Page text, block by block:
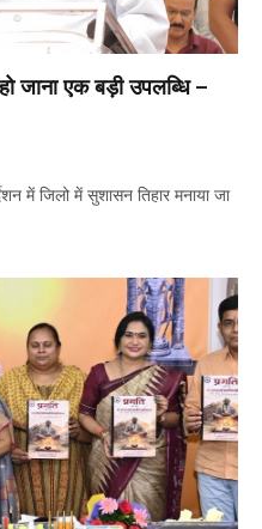
जाना एक बड़ी उपलब्धि –
में जिलो में सुशासन तिहार मनाया जा